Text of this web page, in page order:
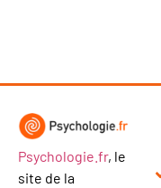
Psychologie.fr, le
site de la